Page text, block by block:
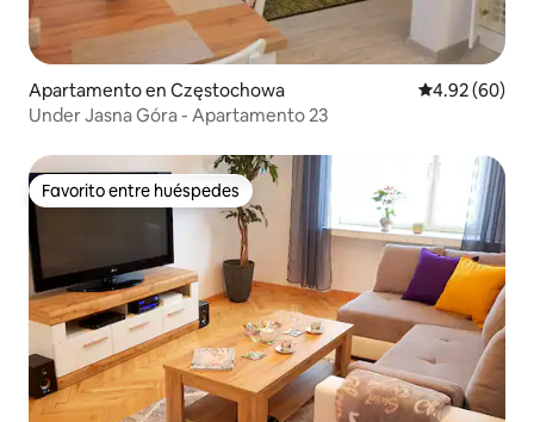
Apartamento en Częstochowa Calificación
4.92 (60)
Under Jasna Góra - Apartamento 23
Favorito entre huéspedes
Favorito entre huéspedes